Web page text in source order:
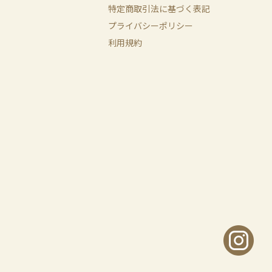
特定商取引法に基づく表記
プライバシーポリシー
利用規約